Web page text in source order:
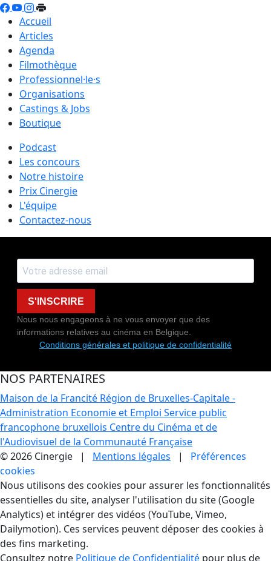
Accueil
Articles
Agenda
Filmothèque
Professionnel·le·s
Organisations
Castings & Jobs
Boutique
Podcast
Les concours
Notre histoire
Prix Cinergie
L'équipe
Contactez-nous
S'INSCRIRE
Nous nous engageons à ne vous envoyer que des
informations relatives au cinéma en Belgique.
Conditions générales et politique de confidentialité
NOS PARTENAIRES
Maison de la Francité Région de Bruxelles-Capitale -
Administration Economie et Emploi Service public
francophone bruxellois Centre du Cinéma et de
l'Audiovisuel de la Communauté Française
© 2026 Cinergie | Mentions légales | Préférences
cookies
Gestion des Cookies
Nous utilisons des cookies pour assurer les fonctionnalités
essentielles du site, analyser l'utilisation du site (Google
Analytics) et intégrer des vidéos (YouTube, Vimeo,
Dailymotion). Ces services peuvent déposer des cookies à
des fins marketing.
Consultez notre Politique de Confidentialité pour plus de